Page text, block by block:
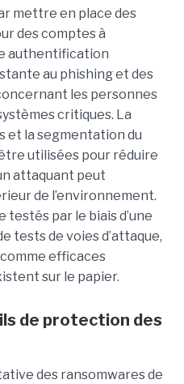
mettre en place des
des comptes à
authentification
au phishing et des
les personnes
critiques. La
et la segmentation du
utilisées pour réduire
attaquant peut
de l’environnement.
par le biais d’une
tests de voies d’attaque,
efficaces
sur le papier.
de protection des
des ransomwares de